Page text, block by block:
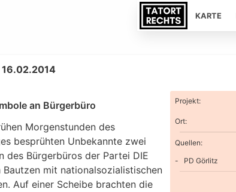
KARTE
16.02.2014
an Bürgerbüro
Morgenstunden des
besprühten Unbekannte zwei
des Bürgerbüros der Partei DIE
Bautzen mit nationalsozialistischen
Auf einer Scheibe brachten die
Projekt:
Ort:
Quellen:
PD Görlitz